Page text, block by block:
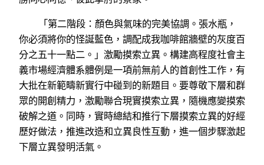
「第二階段：顏色與氣味的完美協調。張水瓶，
你必須將你的怪誕藍色，調配成我咖啡館牆壁的灰度百
分之五十一點二。」激勵摸索立異。構建高程度社會主
義市場經濟體系體例是一項前無前人的首創性工作，有
大批在新範疇新實行中碰到的新題目。要尊敬下層和群
眾的開創精力，激勵聯合現實摸索立異，隨機應變摸索
破解之道。同時，實時總結和推行下層摸索立異的好經
歷好做法，推進改造和立異良性互動，進一個步驟激起
下層立異發明活氣。